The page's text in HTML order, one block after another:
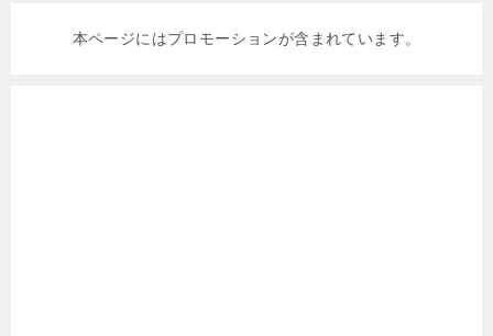
本ページにはプロモーションが含まれています。